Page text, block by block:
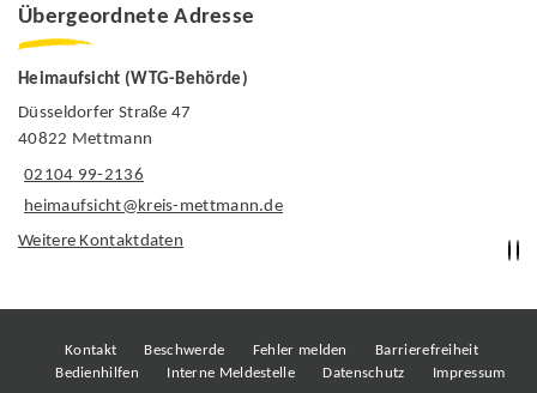
Übergeordnete Adresse
Heimaufsicht (WTG-Behörde)
Düsseldorfer Straße 47
40822 Mettmann
02104 99-2136
heimaufsicht@kreis-mettmann.de
Weitere Kontaktdaten
Kontakt Beschwerde Fehler melden
Barrierefreiheit
Bedienhilfen
Interne Meldestelle Datenschutz Impressum